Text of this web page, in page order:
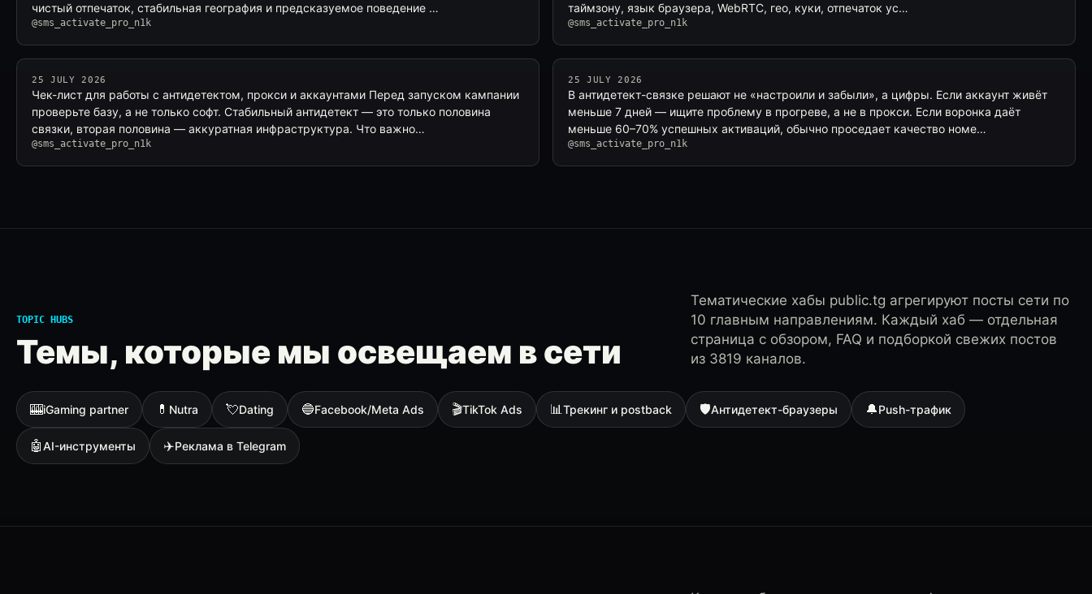
чистый отпечаток, стабильная география и предсказуемое поведение …
@sms_activate_pro_n1k
таймзону, язык браузера, WebRTC, гео, куки, отпечаток ус…
@sms_activate_pro_n1k
25 JULY 2026
Чек-лист для работы с антидетектом, прокси и аккаунтами Перед запуском кампании
проверьте базу, а не только софт. Стабильный антидетект — это только половина
связки, вторая половина — аккуратная инфраструктура. Что важно…
@sms_activate_pro_n1k
25 JULY 2026
В антидетект-связке решают не «настроили и забыли», а цифры. Если аккаунт живёт
меньше 7 дней — ищите проблему в прогреве, а не в прокси. Если воронка даёт
меньше 60–70% успешных активаций, обычно проседает качество номе…
@sms_activate_pro_n1k
TOPIC HUBS
Темы, которые мы освещаем в сети
Тематические хабы public.tg агрегируют посты сети по
10 главным направлениям. Каждый хаб — отдельная
страница с обзором, FAQ и подборкой свежих постов
из 3819 каналов.
🎰iGaming partner 💊 Nutra 💘Dating 🔵Facebook/Meta Ads 🎬TikTok Ads 📊Трекинг и postback 🛡Антидетект-браузеры 🔔Push-трафик
🤖AI-инструменты ✈️Реклама в Telegram